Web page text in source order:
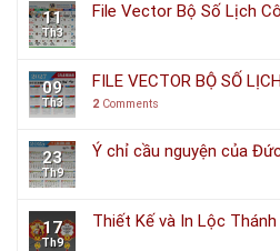
11
Th3
File Vector Bộ Số Lịch
09
Th3
FILE VECTOR BỘ SỐ
2Comments
23
Th9
Ý chỉ cầu nguyện của
17
Th9
Thiết Kế và In Lộc Thánh